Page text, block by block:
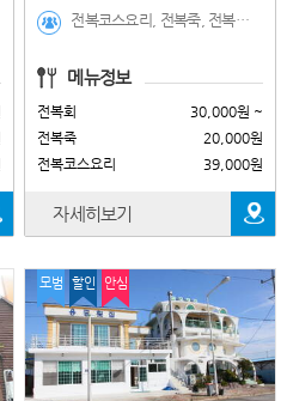
전복코스요리, 전복죽, 전복회, 전복구이
메뉴정보
전복회
30,000원 ~
전복죽
20,000원
전복코스요리
39,000원
자세히보기
모범 할인 안심